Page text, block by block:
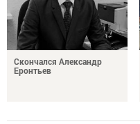
Скончался Александр
Еронтьев